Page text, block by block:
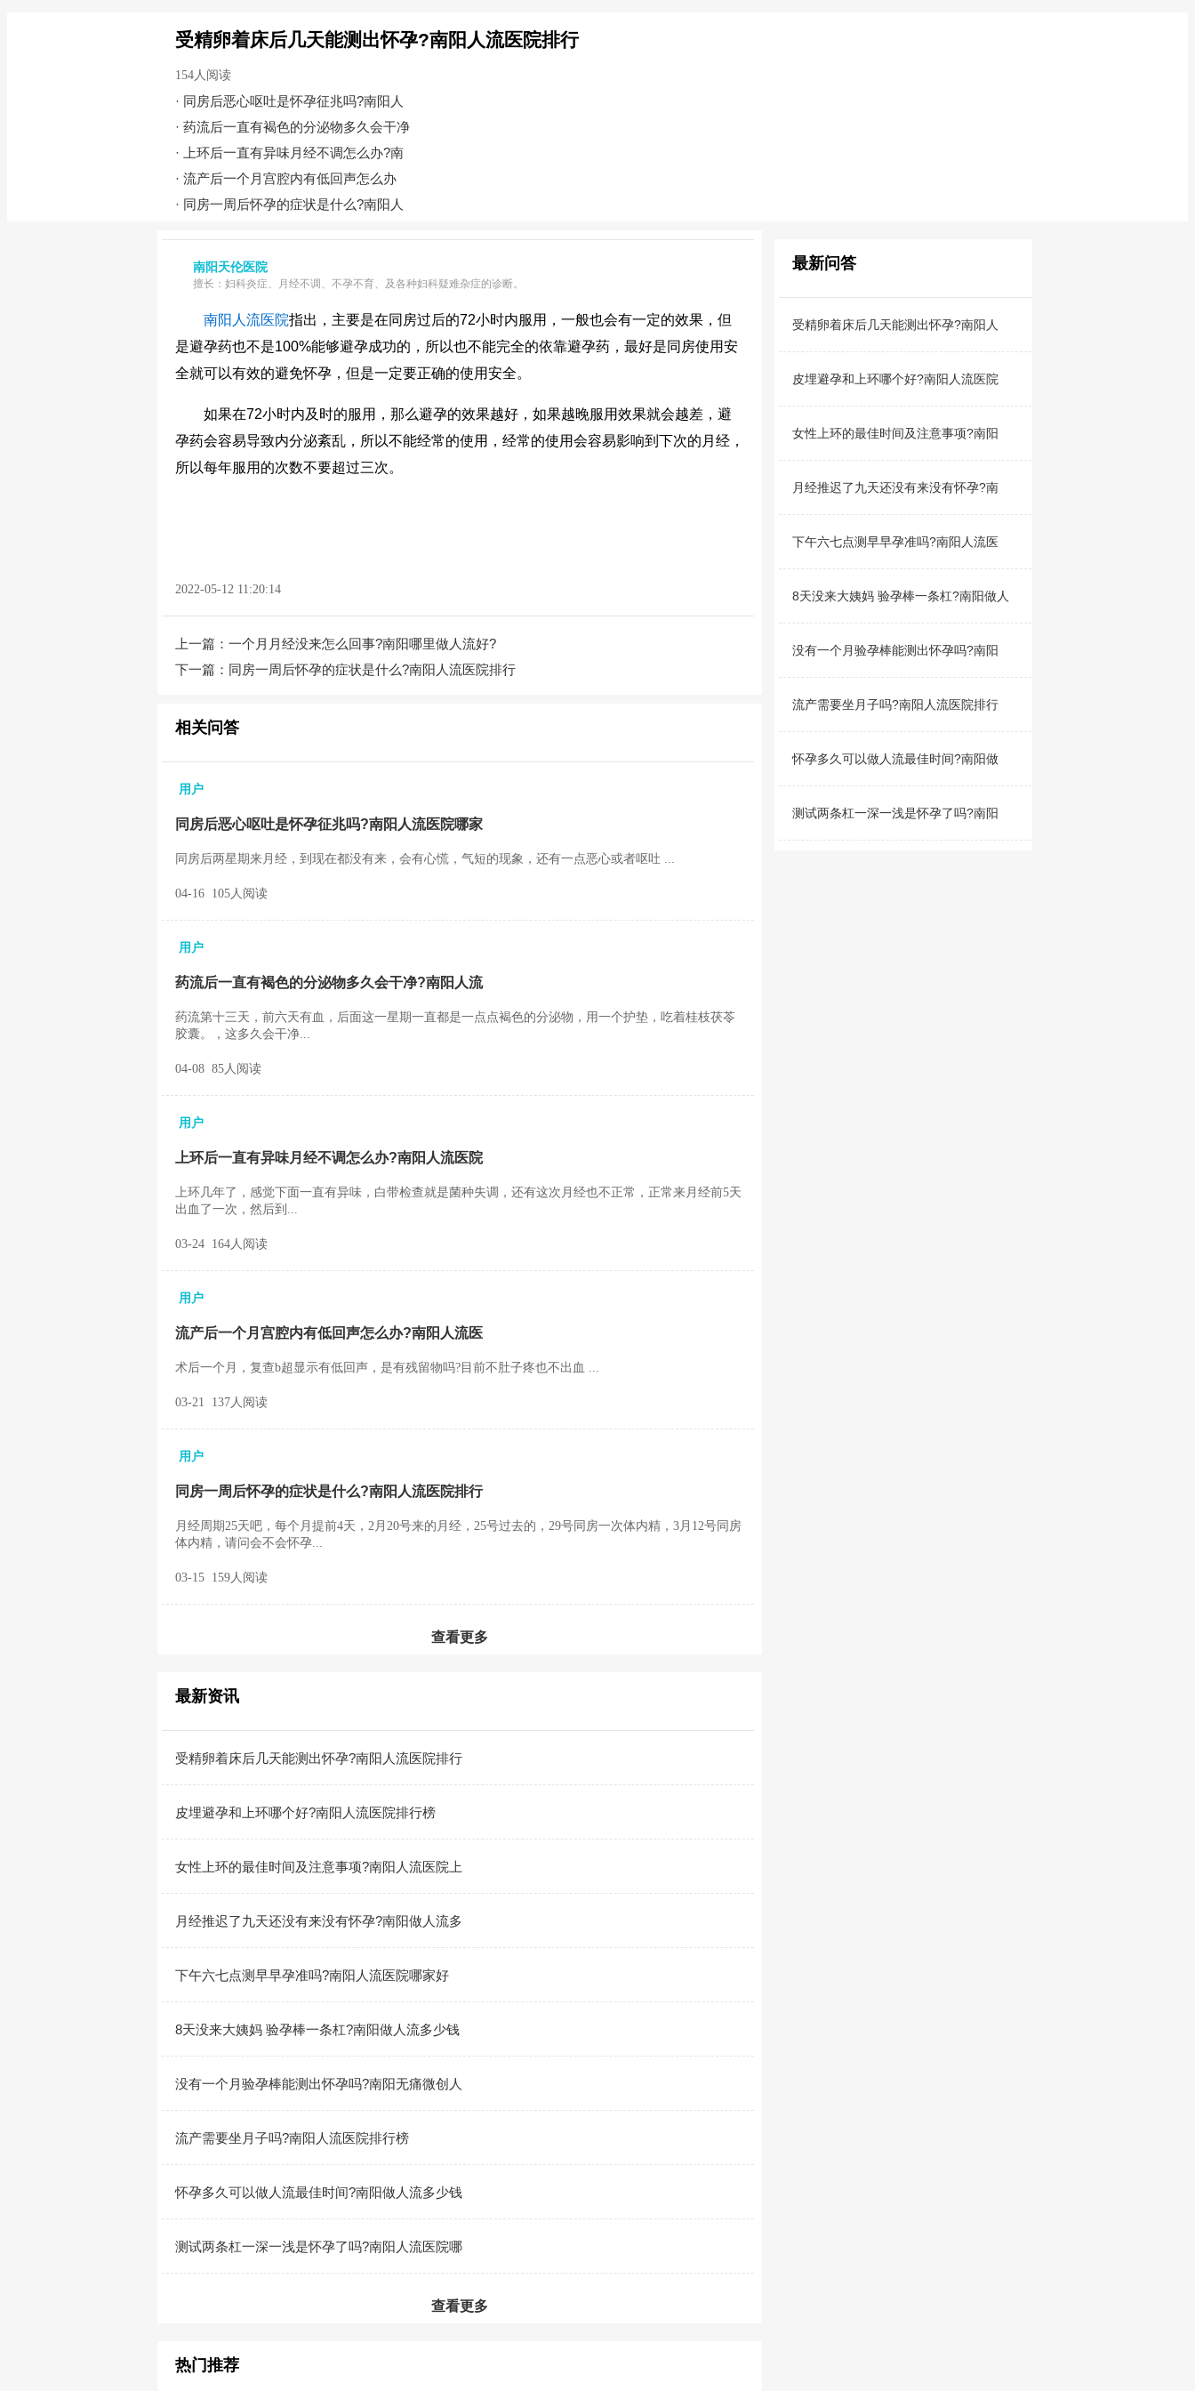
受精卵着床后几天能测出怀孕?南阳人流医院排行
154人阅读
· 同房后恶心呕吐是怀孕征兆吗?南阳人
· 药流后一直有褐色的分泌物多久会干净
·
上环后一直有异味月经不调怎么办?南
· 流产后一个月宫腔内有低回声怎么办
· 同房一周后怀孕的症状是什么?南阳人
南阳天伦医院
擅长：妇科炎症、月经不调、不孕不育、及各种妇科疑难杂症的诊断。
南阳人流医院指出，主要是在同房过后的72小时内服用，一般也会有一定的效果，但
是避孕药也不是100%能够避孕成功的，所以也不能完全的依靠避孕药，最好是同房使用安
全就可以有效的避免怀孕，但是一定要正确的使用安全。
如果在72小时内及时的服用，那么避孕的效果越好，如果越晚服用效果就会越差，避
孕药会容易导致内分泌紊乱，所以不能经常的使用，经常的使用会容易影响到下次的月经，
所以每年服用的次数不要超过三次。
2022-05-12 11:20:14
上一篇： 一个月月经没来怎么回事?南阳哪里做人流好?
下一篇： 同房一周后怀孕的症状是什么?南阳人流医院排行
相关问答
用户
同房后恶心呕吐是怀孕征兆吗?南阳人流医院哪家
同房后两星期来月经，到现在都没有来，会有心慌，气短的现象，还有一点恶心或者呕吐 ...
04-16 105人阅读
用户
药流后一直有褐色的分泌物多久会干净?南阳人流
药流第十三天，前六天有血，后面这一星期一直都是一点点褐色的分泌物，用一个护垫，吃着桂枝茯苓
胶囊。，这多久会干净...
04-08 85人阅读
用户
上环后一直有异味月经不调怎么办?南阳人流医院
上环几年了，感觉下面一直有异味，白带检查就是菌种失调，还有这次月经也不正常，正常来月经前5天
出血了一次，然后到...
03-24 164人阅读
用户
流产后一个月宫腔内有低回声怎么办?南阳人流医
术后一个月，复查b超显示有低回声，是有残留物吗?目前不肚子疼也不出血 ...
03-21 137人阅读
用户
同房一周后怀孕的症状是什么?南阳人流医院排行
月经周期25天吧，每个月提前4天，2月20号来的月经，25号过去的，29号同房一次体内精，3月12号同房
体内精，请问会不会怀孕...
03-15 159人阅读
查看更多
最新资讯
受精卵着床后几天能测出怀孕?南阳人流医院排行
皮埋避孕和上环哪个好?南阳人流医院排行榜
女性上环的最佳时间及注意事项?南阳人流医院上
月经推迟了九天还没有来没有怀孕?南阳做人流多
下午六七点测早早孕准吗?南阳人流医院哪家好
8天没来大姨妈 验孕棒一条杠?南阳做人流多少钱
没有一个月验孕棒能测出怀孕吗?南阳无痛微创人
流产需要坐月子吗?南阳人流医院排行榜
怀孕多久可以做人流最佳时间?南阳做人流多少钱
测试两条杠一深一浅是怀孕了吗?南阳人流医院哪
查看更多
热门推荐
最新问答
受精卵着床后几天能测出怀孕?南阳人
皮埋避孕和上环哪个好?南阳人流医院
女性上环的最佳时间及注意事项?南阳
月经推迟了九天还没有来没有怀孕?南
下午六七点测早早孕准吗?南阳人流医
8天没来大姨妈 验孕棒一条杠?南阳做人
没有一个月验孕棒能测出怀孕吗?南阳
流产需要坐月子吗?南阳人流医院排行
怀孕多久可以做人流最佳时间?南阳做
测试两条杠一深一浅是怀孕了吗?南阳